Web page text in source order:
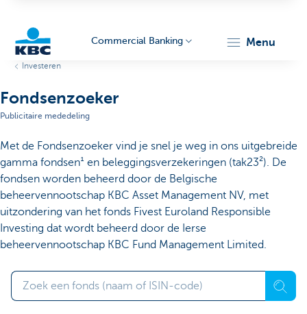
Corporate
Commercial Banking menu
Investeren
Fondsenzoeker
Publicitaire mededeling
Met de Fondsenzoeker vind je snel je weg in ons uitgebreide
gamma fondsen¹ en beleggingsverzekeringen (tak23²). De
fondsen worden beheerd door de Belgische
beheervennootschap KBC Asset Management NV, met
uitzondering van het fonds Fivest Euroland Responsible
Investing dat wordt beheerd door de Ierse
beheervennootschap KBC Fund Management Limited.